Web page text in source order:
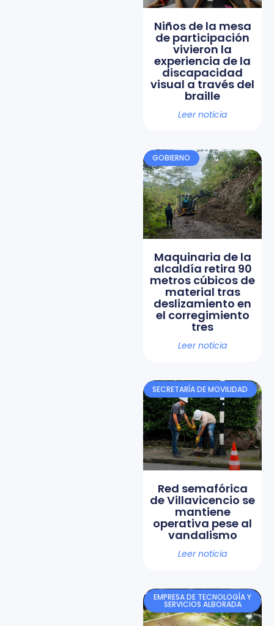
Niños de la mesa
de participación
vivieron la
experiencia de la
discapacidad
visual a través del
braille
Leer noticia
GOBIERNO
Maquinaria de la
alcaldía retira 90
metros cúbicos de
material tras
deslizamiento en
el corregimiento
tres
Leer noticia
SECRETARÍA DE MOVILIDAD
Red semafórica
de Villavicencio se
mantiene
operativa pese al
vandalismo
Leer noticia
EMPRESA DE TECNOLOGÍA Y
SERVICIOS ALBORADA